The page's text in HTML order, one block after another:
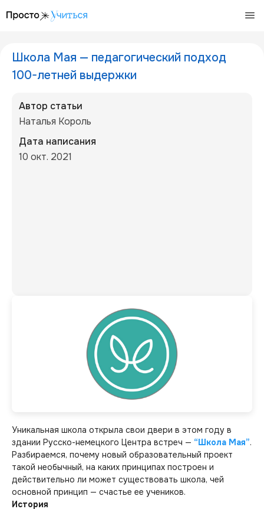
Школа Мая — педагогический подход
100-летней выдержки
Автор статьи
Наталья Король
Дата написания
10 окт. 2021
Уникальная школа открыла свои двери в этом году в
здании Русско-немецкого Центра встреч — “Школа Мая”.
Разбираемся, почему новый образовательный проект
такой необычный, на каких принципах построен и
действительно ли может существовать школа, чей
основной принцип — счастье ее учеников.
История